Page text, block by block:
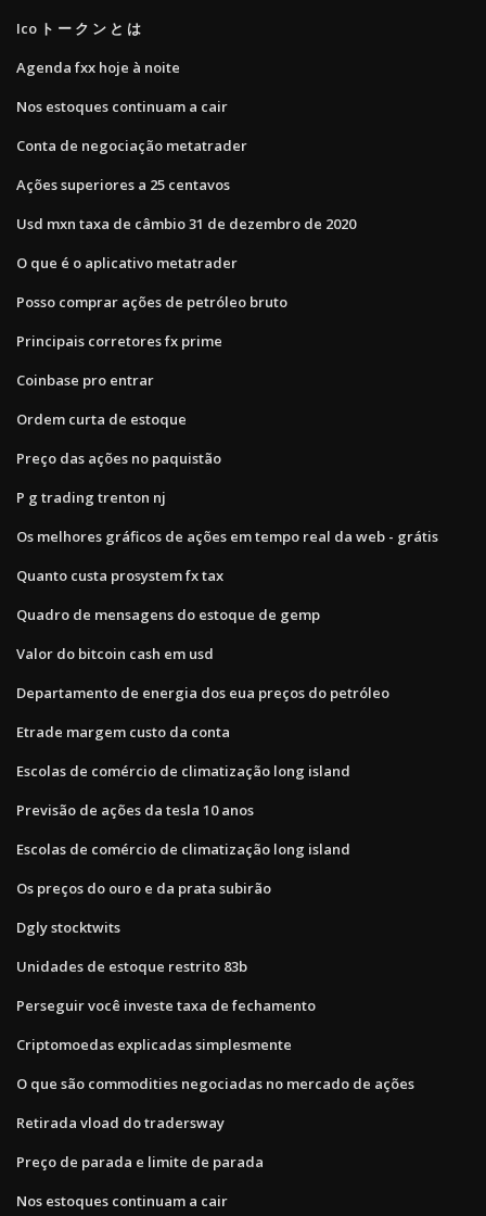
Ico ト ー ク ン と は
Agenda fxx hoje à noite
Nos estoques continuam a cair
Conta de negociação metatrader
Ações superiores a 25 centavos
Usd mxn taxa de câmbio 31 de dezembro de 2020
O que é o aplicativo metatrader
Posso comprar ações de petróleo bruto
Principais corretores fx prime
Coinbase pro entrar
Ordem curta de estoque
Preço das ações no paquistão
P g trading trenton nj
Os melhores gráficos de ações em tempo real da web - grátis
Quanto custa prosystem fx tax
Quadro de mensagens do estoque de gemp
Valor do bitcoin cash em usd
Departamento de energia dos eua preços do petróleo
Etrade margem custo da conta
Escolas de comércio de climatização long island
Previsão de ações da tesla 10 anos
Escolas de comércio de climatização long island
Os preços do ouro e da prata subirão
Dgly stocktwits
Unidades de estoque restrito 83b
Perseguir você investe taxa de fechamento
Criptomoedas explicadas simplesmente
O que são commodities negociadas no mercado de ações
Retirada vload do tradersway
Preço de parada e limite de parada
Nos estoques continuam a cair